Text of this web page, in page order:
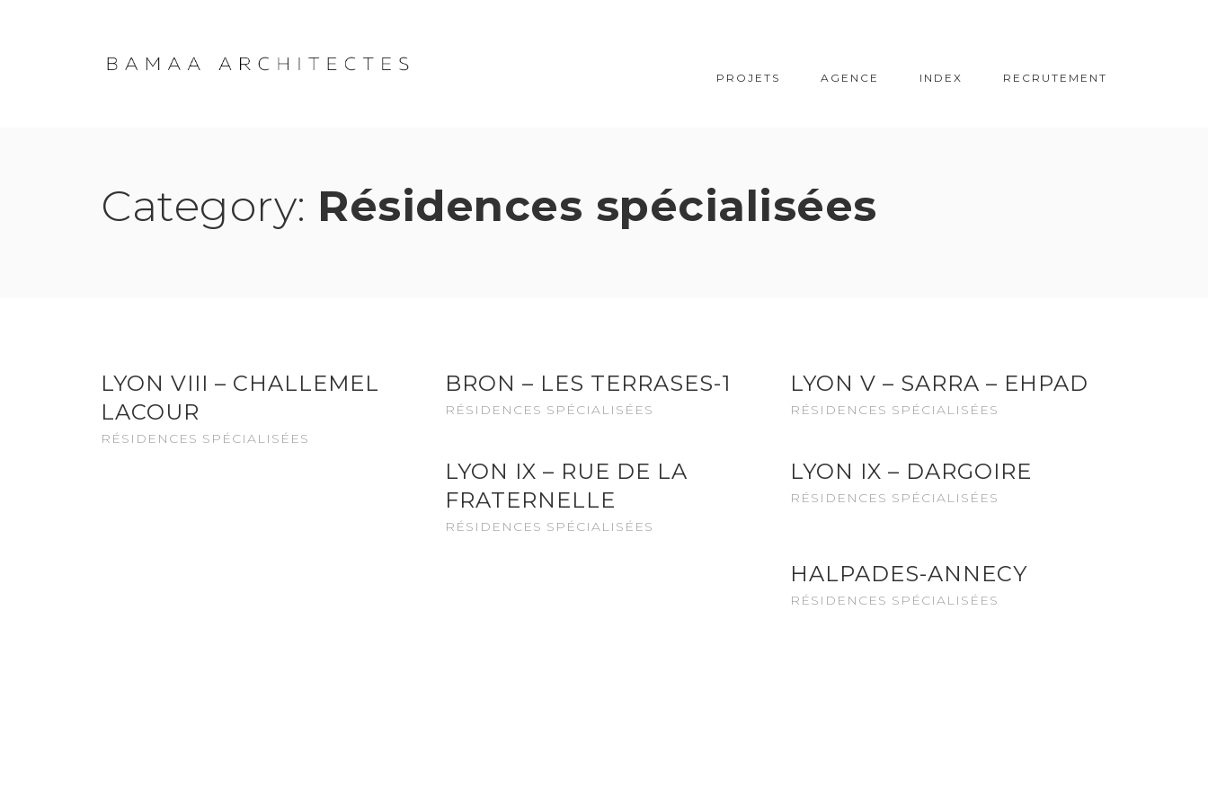
PROJETS AGENCE INDEX RECRUTEMENT
Category: Résidences spécialisées
LYON VIII – CHALLEMEL
LACOUR
RÉSIDENCES SPÉCIALISÉES
BRON – LES TERRASES-1
RÉSIDENCES SPÉCIALISÉES
LYON V – SARRA – EHPAD
RÉSIDENCES SPÉCIALISÉES
LYON IX – RUE DE LA
FRATERNELLE
RÉSIDENCES SPÉCIALISÉES
LYON IX – DARGOIRE
RÉSIDENCES SPÉCIALISÉES
HALPADES-ANNECY
RÉSIDENCES SPÉCIALISÉES